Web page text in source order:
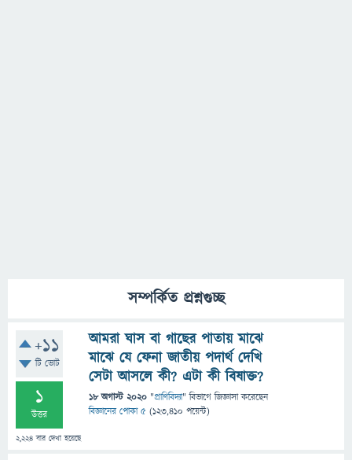
সম্পর্কিত প্রশ্নগুচ্ছ
+11
টি ভোট
1
উত্তর
2,224 বার দেখা হয়েছে
আমরা ঘাস বা গাছের পাতায় মাঝে
মাঝে যে ফেনা জাতীয় পদার্থ দেখি
সেটা আসলে কী? এটা কী বিষাক্ত?
18 অগাস্ট 2020 "প্রাণিবিদ্যা" বিভাগে জিজ্ঞাসাকরেছেন
বিজ্ঞানের পোকা ৫ (123,410 পয়েন্ট)